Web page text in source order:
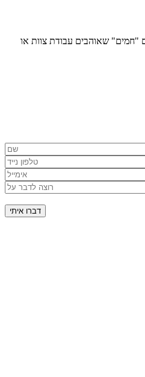
"חמים" שאוהבים עבודת צוות או